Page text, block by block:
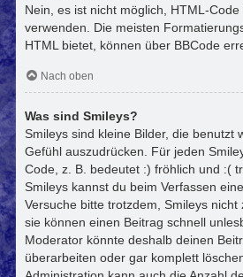
Nein, es ist nicht möglich, HTML-
verwenden. Die meisten
HTML bietet, können über BBCode
Nach oben
Was sind Smileys?
Smileys sind kleine Bilder, die benutzt
Gefühl auszudrücken. Für jeden
Code, z. B. bedeutet :) fröhlich und :(
Smileys kannst du beim Verfassen
Versuche bitte trotzdem, Smileys nicht
sie können einen Beitrag schnell
Moderator könnte deshalb deinen
überarbeiten oder gar komplett